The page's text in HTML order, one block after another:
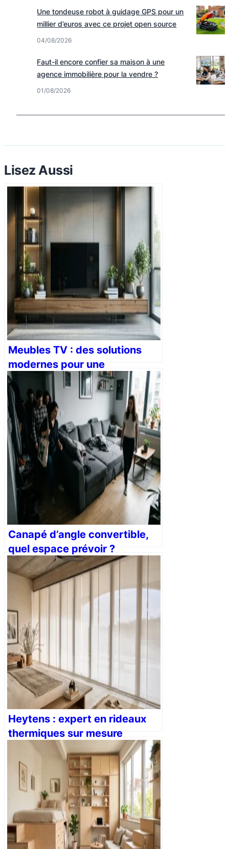
Une tondeuse robot à guidage GPS pour un
millier d’euros avec ce projet open source
04/08/2026
Faut-il encore confier sa maison à une
agence immobilière pour la vendre ?
01/08/2026
Lisez Aussi
Meubles TV : des solutions
modernes pour une
installation épurée
Canapé d’angle convertible,
quel espace prévoir ?
Heytens : expert en rideaux
thermiques sur mesure